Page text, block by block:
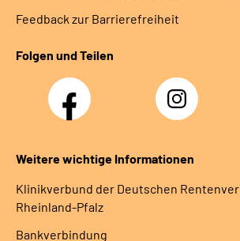
Feedback zur Barrierefreiheit
Folgen und Teilen
Facebook
Instagram
DRV
Nachwuchskräfte
Weitere wichtige Informationen
Klinikverbund der Deutschen
Rheinland-Pfalz
Bankverbindung